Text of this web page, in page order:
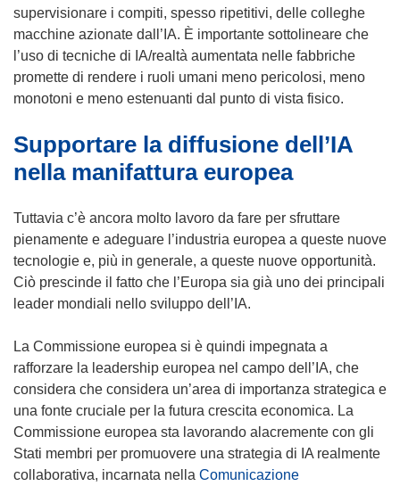
supervisionare i compiti, spesso ripetitivi, delle colleghe
macchine azionate dall’IA. È importante sottolineare che
l’uso di tecniche di IA/realtà aumentata nelle fabbriche
promette di rendere i ruoli umani meno pericolosi, meno
monotoni e meno estenuanti dal punto di vista fisico.
Supportare la diffusione dell’IA
nella manifattura europea
Tuttavia c’è ancora molto lavoro da fare per sfruttare
pienamente e adeguare l’industria europea a queste nuove
tecnologie e, più in generale, a queste nuove opportunità.
Ciò prescinde il fatto che l’Europa sia già uno dei principali
leader mondiali nello sviluppo dell’IA.
La Commissione europea si è quindi impegnata a
rafforzare la leadership europea nel campo dell’IA, che
considera che considera un’area di importanza strategica e
una fonte cruciale per la futura crescita economica. La
Commissione europea sta lavorando alacremente con gli
Stati membri per promuovere una strategia di IA realmente
collaborativa, incarnata nella Comunicazione